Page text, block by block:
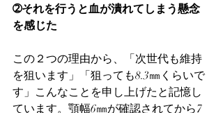
➁それを行うと血が潰れてしまう懸念
を感じた
この２つの理由から、「次世代も維持
を狙います」「狙っても8.3㎜くらいで
す」こんなことを申し上げたと記憶し
ています。顎幅6㎜が確認されてから7